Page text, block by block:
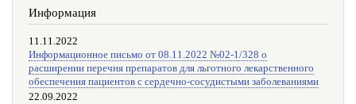
Информация
11.11.2022
Информационное письмо от 08.11.2022 №02-1/328 о
расширении перечня препаратов для льготного лекарственного
обеспечения пациентов с сердечно-сосудистыми заболеваниями
22.09.2022